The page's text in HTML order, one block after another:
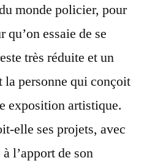
monde policier, pour
qu’on essaie de se
très réduite et un
la personne qui conçoit
exposition artistique.
elle ses projets, avec
l’apport de son